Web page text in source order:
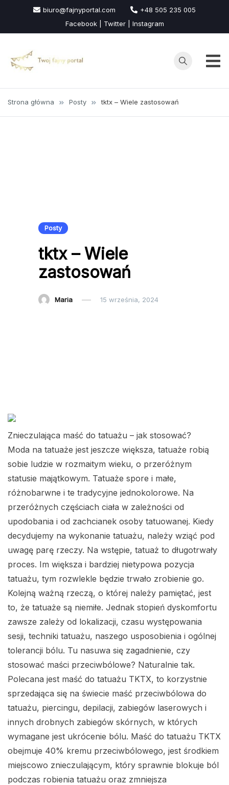
treści
biuro@fajnyportal.com
+48 505 235 005
Facebook | Twitter | Instagram
Strona główna Posty tktx – Wiele zastosowań
Posty
tktx – Wiele
zastosowań
Maria 15 września, 2024
Znieczulająca maść do tatuażu – jak stosować?
Moda na tatuaże jest jeszcze większa, tatuaże robią
sobie ludzie w rozmaitym wieku, o przeróżnym
statusie majątkowym. Tatuaże spore i małe,
różnobarwne i te tradycyjne jednokolorowe. Na
przeróżnych częściach ciała w zależności od
upodobania i od zachcianek osoby tatuowanej. Kiedy
decydujemy na wykonanie tatuażu, należy wziąć pod
uwagę parę rzeczy. Na wstępie, tatuaż to długotrwały
proces. Im większa i bardziej nietypowa pozycja
tatuażu, tym rozwlekle będzie trwało zrobienie go.
Kolejną ważną rzeczą, o której należy pamiętać, jest
to, że tatuaże są niemiłe. Jednak stopień dyskomfortu
zawsze zależy od lokalizacji, czasu występowania
sesji, techniki tatuażu, naszego usposobienia i ogólnej
tolerancji bólu. Tu nasuwa się zagadnienie, czy
stosować maści przeciwbólowe? Naturalnie tak.
Polecana jest maść do tatuażu TKTX, to korzystnie
sprzedająca się na świecie maść przeciwbólowa do
tatuażu, piercingu, depilacji, zabiegów laserowych i
innych drobnych zabiegów skórnych, w których
wymagane jest ukrócenie bólu. Maść do tatuażu TKTX
obejmuje 40% kremu przeciwbólowego, jest środkiem
miejscowo znieczulającym, który sprawnie blokuje ból
podczas robienia tatuażu oraz zmniejsza